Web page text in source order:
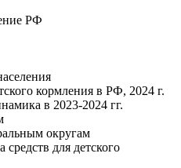
РФ
кормления в РФ, 2024 г.
в 2023-2024 гг.
округам
для детского